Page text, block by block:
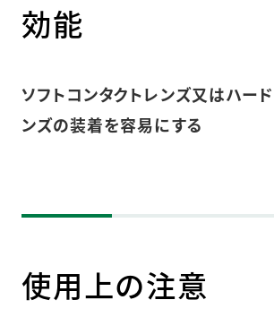
効能
ソフトコンタクトレンズ又はハー
ンズの装着を容易にする
使用上の注意